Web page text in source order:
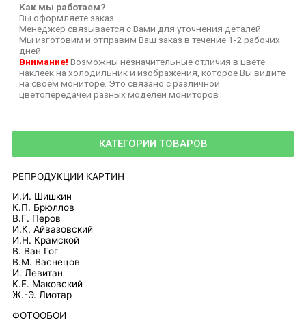
КАТЕГОРИИ ТОВАРОВ
РЕПРОДУКЦИИ КАРТИН
И.И. Шишкин
К.П. Брюллов
В.Г. Перов
И.К. Айвазовский
И.Н. Крамской
В. Ван Гог
В.М. Васнецов
И. Левитан
К.Е. Маковский
Ж.-Э. Лиотар
ФОТООБОИ
Как мы работаем?
Вы оформляете заказ.
Менеджер связывается с Вами для уточнения деталей.
Мы изготовим и отправим Ваш заказ в течение 1-2 рабочих
дней.
Внимание! Возможны незначительные отличия в цвете
наклеек на холодильник и изображения, которое Вы видите
на своем мониторе. Это связано с различной
цветопередачей разных моделей мониторов